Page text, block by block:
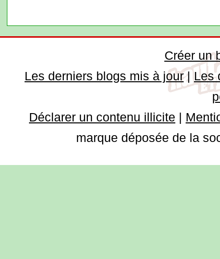
Créer un
Les derniers blogs mis à jour|Les
Déclarer un contenu illicite |
marque déposée de la